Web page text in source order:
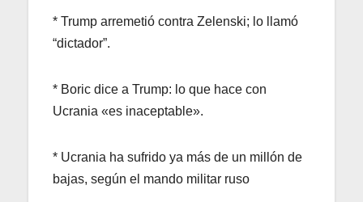
* Trump arremetió contra Zelenski; lo llamó
“dictador”.
* Boric dice a Trump: lo que hace con
Ucrania «es inaceptable».
* Ucrania ha sufrido ya más de un millón de
bajas, según el mando militar ruso